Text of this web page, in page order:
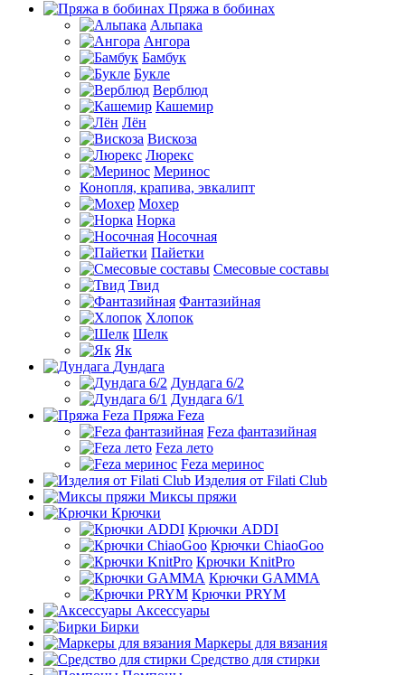
Пряжа в бобинах
Альпака
Ангора
Бамбук
Букле
Верблюд
Кашемир
Лён
Вискоза
Люрекс
Меринос
Конопля, крапива, эвкалипт
Мохер
Норка
Носочная
Пайетки
Смесовые составы
Твид
Фантазийная
Хлопок
Шелк
Як
Дундага
Дундага 6/2
Дундага 6/1
Пряжа Feza
Feza фантазийная
Feza лето
Feza меринос
Изделия от Filati Club
Миксы пряжи
Крючки
Крючки ADDI
Крючки ChiaoGoo
Крючки KnitPro
Крючки GAMMA
Крючки PRYM
Аксессуары
Бирки
Маркеры для вязания
Средство для стирки